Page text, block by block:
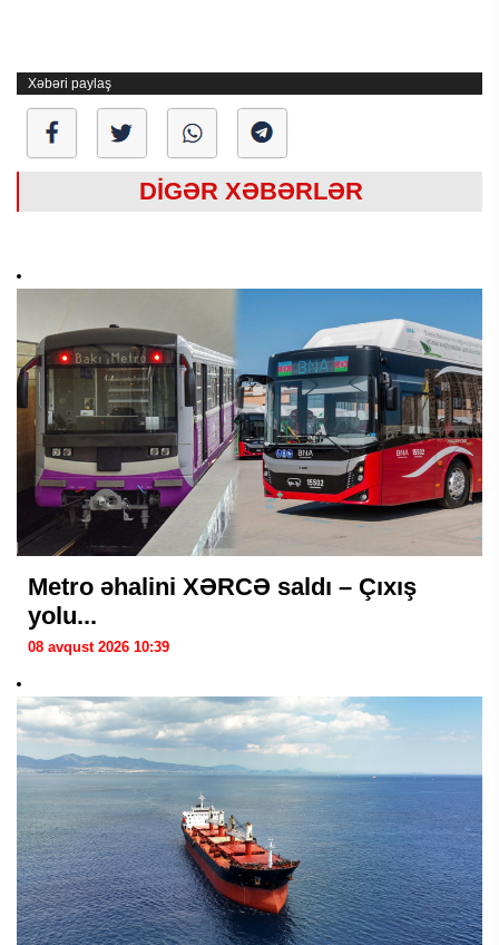
Xəbəri paylaş
DİGƏR XƏBƏRLƏR
Metro əhalini XƏRCƏ saldı – Çıxış
yolu...
08 avqust 2026 10:39